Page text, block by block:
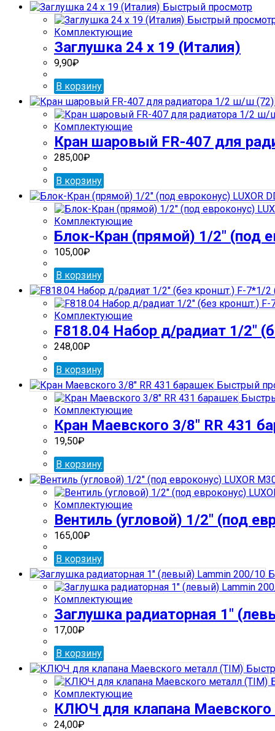
Быстрый просмотр
Быстрый
Комплектующие
Заглушка 24 х 19 (Италия)
9,90₽
В корзину
Комплектующие
Кран шаровый FR-407 для
285,00₽
В корзину
Комплектующие
Блок-Кран (прямой) 1/2″ (под
105,00₽
В корзину
Комплектующие
F818.04 Набор д/радиат 1/2″
248,00₽
В корзину
Быстрый
Комплектующие
Кран Маевского 3/8″ RR 431
19,50₽
В корзину
Комплектующие
Вентиль (угловой) 1/2″ (под
165,00₽
В корзину
Комплектующие
Заглушка радиаторная 1″
17,00₽
В корзину
Комплектующие
КЛЮЧ для клапана
24,00₽